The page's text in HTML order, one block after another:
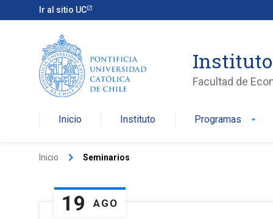
Ir al sitio UC
Facultad de
Inicio Instituto Programas arrow_drop_down
Inicio keyboard_arrow_right Seminarios
19 AGO